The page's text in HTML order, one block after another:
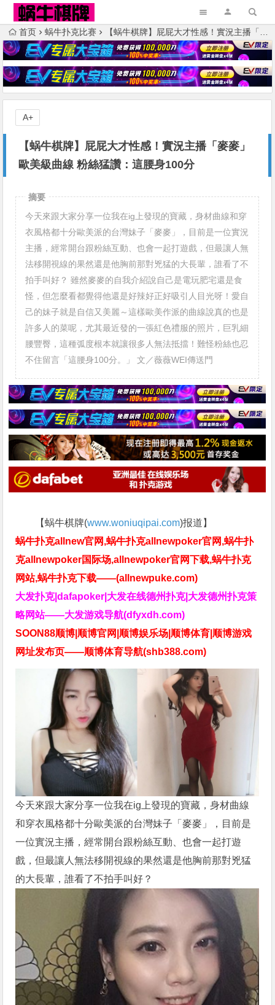
首页 蜗牛扑克比赛 【蜗牛棋牌】屁屁大才性感！實況主播「麥麥」歐美級曲線 粉絲猛讚：這腰身100分
【蜗牛棋牌】屁屁大才性感！實況主播「麥麥」
歐美級曲線 粉絲猛讚：這腰身100分
A+
摘要
今天來跟大家分享一位我在ig上發現的寶藏，身材曲線和穿
衣風格都十分歐美派的台灣妹子「麥麥」，目前是一位實況
主播，經常開台跟粉絲互動、也會一起打遊戲，但最讓人無
法移開視線的果然還是他胸前那對兇猛的大長輩，誰看了不
拍手叫好？ 雖然麥麥的自我介紹說自己是電玩肥宅還是食
怪，但怎麼看都覺得他還是好辣好正好吸引人目光呀！愛自
己的妹子就是自信又美麗～這樣歐美作派的曲線說真的也是
許多人的菜呢，尤其最近發的一張紅色禮服的照片，巨乳細
腰豐臀，這種弧度根本就讓很多人無法抵擋！難怪粉絲也忍
不住留言「這腰身100分。」 文／薇薇WEI傳送門
【蜗牛棋牌(www.woniuqipai.com)报道】
蜗牛扑克allnew官网,蜗牛扑克allnewpoker官网,蜗牛扑
克allnewpoker国际场,allnewpoker官网下载,蜗牛扑克
网站,蜗牛扑克下载——(allnewpuke.com)
大发扑克|dafapoker|大发在线德州扑克|大发德州扑克策
略网站——大发游戏导航(dfyxdh.com)
SOON88顺博|顺博官网|顺博娱乐场|顺博体育|顺博游戏
网址发布页——顺博体育导航(shb388.com)
今天來跟大家分享一位我在ig上發現的寶藏，身材曲線
和穿衣風格都十分歐美派的台灣妹子「麥麥」，目前是
一位實況主播，經常開台跟粉絲互動、也會一起打遊
戲，但最讓人無法移開視線的果然還是他胸前那對兇猛
的大長輩，誰看了不拍手叫好？